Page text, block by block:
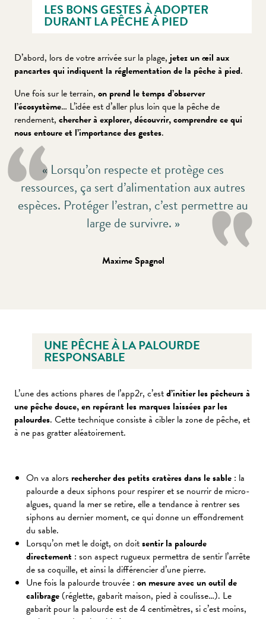
LES BONS GESTES À ADOPTER
DURANT LA PÊCHE À PIED
D’abord, lors de votre arrivée sur la plage, jetez un œil aux
pancartes qui indiquent la réglementation de la pêche à pied.
Une fois sur le terrain, on prend le temps d’observer
l’écosystème… L’idée est d’aller plus loin que la pêche de
rendement, chercher à explorer, découvrir, comprendre ce qui
nous entoure et l’importance des gestes.
« Lorsqu’on respecte et protège ces
ressources, ça sert d’alimentation aux autres
espèces. Protéger l’estran, c’est permettre au
large de survivre. »
Maxime Spagnol
UNE PÊCHE À LA PALOURDE
RESPONSABLE
L’une des actions phares de l’app2r, c’estd’initier les pêcheurs à
une pêche douce, en repérant les marques laissées par les
palourdes. Cette technique consiste à cibler la zone de pêche, et
à ne pas gratter aléatoirement.
On va alors rechercher des petits cratères dans le sable : la
palourde a deux siphons pour respirer et se nourrir de micro-
algues, quand la mer se retire, elle a tendance à rentrer ses
siphons au dernier moment, ce qui donne un effondrement
du sable.
Lorsqu’on met le doigt, on doitsentir la palourde
directement : son aspect rugueux permettra de sentir l’arrête
de sa coquille, et ainsi la différencier d’une pierre.
Une fois la palourde trouvée : on mesure avec un outil de
calibrage (réglette, gabarit maison, pied à coulisse…). Le
gabarit pour la palourde est de 4 centimètres, si c’est moins,